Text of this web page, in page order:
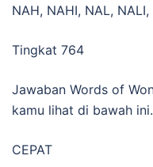
NAH, NAHI, NAL,
Tingkat 764
Jawaban Words of
kamu lihat di bawah ini.
CEPAT